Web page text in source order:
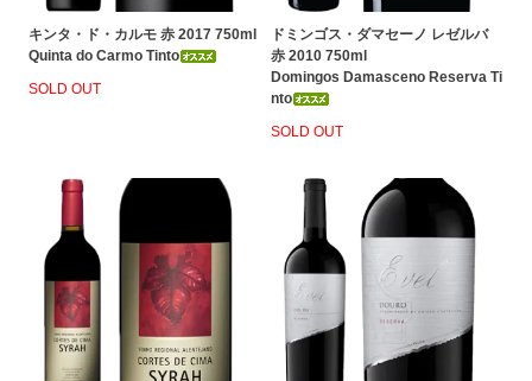
キンタ・ド・カルモ 赤 2017 750ml
Quinta do Carmo Tinto
SOLD OUT
ドミンゴス・ダマセーノ レゼルバ
赤 2010 750ml
Domingos Damasceno Reserva Ti
nto
SOLD OUT